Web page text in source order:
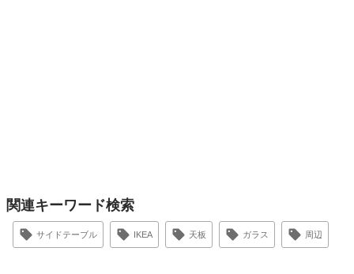
関連キーワード検索
サイドテーブル IKEA 天板 ガラス 周辺